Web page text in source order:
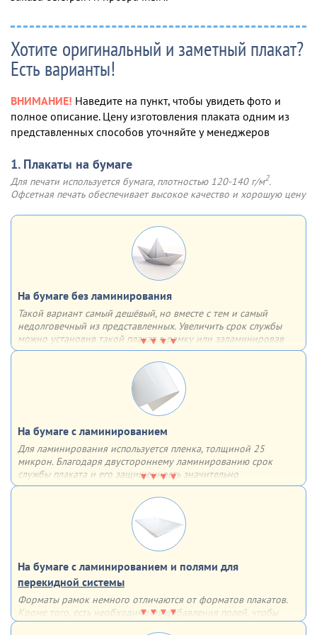
Хотите оригинальный и заметный плакат?
Есть варианты!
ВНИМАНИЕ! Наведите на пункт, чтобы увидеть фото и
полное описание. Цену изготовления плаката одним из
представленных способов уточняйте у менеджеров
1. Плакаты на бумаге
Для печати используется бумага, плотностью 120-140 г/м2.
Офсетная печать обеспечивает высокое качество и хорошую цену
На бумаге без ламинирования
Такой вариант самый дешёвый, но вместе с тем и самый
недолговечный из представленных. Увеличить срок службы
можно установив такой плакат в рамку или заламинировав
поверхность. В таком случае он может прослужить гораздо
На бумаге с ламинированием
Для ламинирования используется пленка, толщиной 25
микрон. Благодаря двустороннему ламинированию срок
службы плаката и его защищенность значительно
увеличиваются – плакат влагоустойчив, защищен от
механических повреждений и не выцветает
На бумаге с ламинированием и полями для
перекидной системы
Форматы рамок немного отличаются от форматов плакатов.
Кроме того, есть необходимость добавления полей, чтобы
рамка не закрывала часть информации. По этим причинам мы